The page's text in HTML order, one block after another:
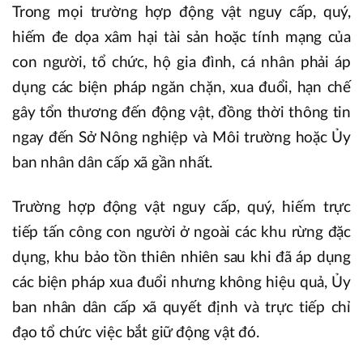
Trong mọi trường hợp động vật nguy cấp, quý,
hiếm đe dọa xâm hại tài sản hoặc tính mạng của
con người, tổ chức, hộ gia đình, cá nhân phải áp
dụng các biện pháp ngăn chặn, xua đuổi, hạn chế
gây tổn thương đến động vật, đồng thời thông tin
ngay đến Sở Nông nghiệp và Môi trường hoặc Ủy
ban nhân dân cấp xã gần nhất.
Trường hợp động vật nguy cấp, quý, hiếm trực
tiếp tấn công con người ở ngoài các khu rừng đặc
dụng, khu bảo tồn thiên nhiên sau khi đã áp dụng
các biện pháp xua đuổi nhưng không hiệu quả, Ủy
ban nhân dân cấp xã quyết định và trực tiếp chỉ
đạo tổ chức việc bắt giữ động vật đó.